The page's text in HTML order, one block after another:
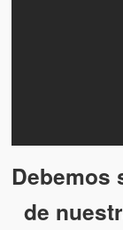
Cuentos
Videos
Debemos
de